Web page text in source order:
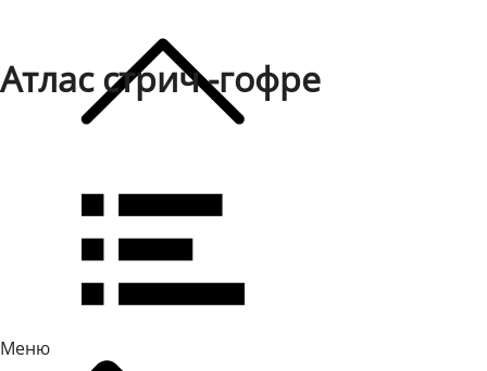
Меню
Атлас стрич -гофре